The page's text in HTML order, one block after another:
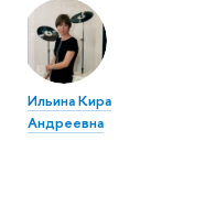
Ильина Кира
Андреевна